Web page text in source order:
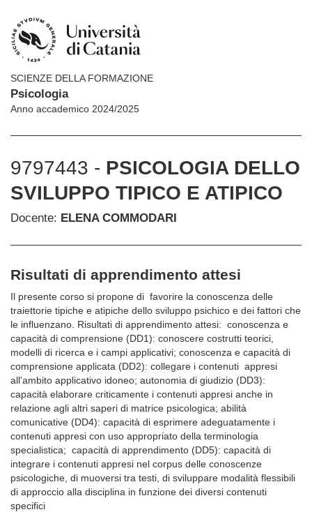
SCIENZE DELLA FORMAZIONE
Psicologia
Anno accademico 2024/2025
9797443 - PSICOLOGIA DELLO
SVILUPPO TIPICO E ATIPICO
Docente: ELENA COMMODARI
Risultati di apprendimento attesi
Il presente corso si propone di favorire la conoscenza delle
traiettorie tipiche e atipiche dello sviluppo psichico e dei fattori che
le influenzano. Risultati di apprendimento attesi: conoscenza e
capacità di comprensione (DD1): conoscere costrutti teorici,
modelli di ricerca e i campi applicativi; conoscenza e capacità di
comprensione applicata (DD2): collegare i contenuti appresi
all'ambito applicativo idoneo; autonomia di giudizio (DD3):
capacità elaborare criticamente i contenuti appresi anche in
relazione agli altri saperi di matrice psicologica; abilità
comunicative (DD4): capacità di esprimere adeguatamente i
contenuti appresi con uso appropriato della terminologia
specialistica; capacità di apprendimento (DD5): capacità di
integrare i contenuti appresi nel corpus delle conoscenze
psicologiche, di muoversi tra testi, di sviluppare modalità flessibili
di approccio alla disciplina in funzione dei diversi contenuti
specifici